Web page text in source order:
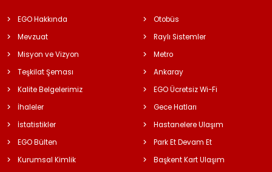
EGO Hakkında
Mevzuat
Misyon ve Vizyon
Teşkilat Şeması
Kalite Belgelerimiz
İhaleler
İstatistikler
EGO Bülten
Kurumsal Kimlik
Otobüs
Raylı Sistemler
Metro
Ankaray
EGO Ücretsiz Wi-Fi
Gece Hatları
Hastanelere Ulaşım
Park Et Devam Et
Başkent Kart Ulaşım